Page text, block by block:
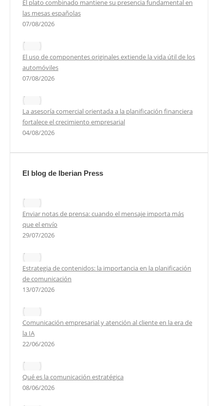
El plato combinado mantiene su presencia fundamental en
las mesas españolas
07/08/2026
El uso de componentes originales extiende la vida útil de los
automóviles
07/08/2026
La asesoría comercial orientada a la planificación financiera
fortalece el crecimiento empresarial
04/08/2026
El blog de Iberian Press
Enviar notas de prensa: cuando el mensaje importa más
que el envío
29/07/2026
Estrategia de contenidos: la importancia en la planificación
de comunicación
13/07/2026
Comunicación empresarial y atención al cliente en la era de
la IA
22/06/2026
Qué es la comunicación estratégica
08/06/2026